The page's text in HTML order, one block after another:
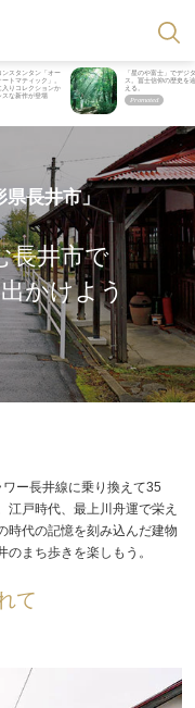
ンスタンタン「オー
トマティック」。
入りコレクションか
スな新作が登場
「星のや富士」でデジ
ス。冨士信仰の歴史を
える。
長井市」
長井市で
かけよう
ー長井線に乗り換えて35
戸時代、最上川舟運で栄え
時代の記憶を刻み込んだ建物
まち歩きを楽しもう。
て